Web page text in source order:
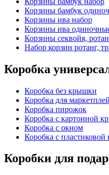
Корзины бамбук
Корзины ива набор
Корзины ива
Корзины секвойя,
Набор корзин ротанг,
Коробка
Коробка без крышки
Коробка для
Коробка пирожок
Коробка с картонной
Коробка с окном
Коробка с
Коробки для